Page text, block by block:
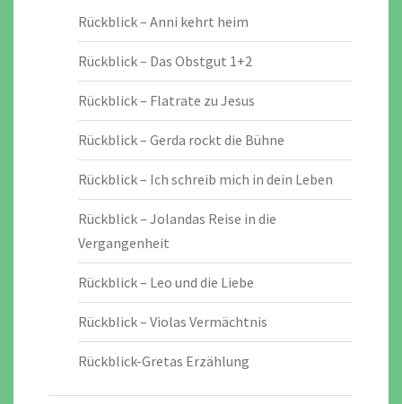
Rückblick – Anni kehrt heim
Rückblick – Das Obstgut 1+2
Rückblick – Flatrate zu Jesus
Rückblick – Gerda rockt die Bühne
Rückblick – Ich schreib mich in dein Leben
Rückblick – Jolandas Reise in die
Vergangenheit
Rückblick – Leo und die Liebe
Rückblick – Violas Vermächtnis
Rückblick-Gretas Erzählung